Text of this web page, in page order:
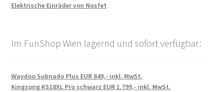
Elektrische Einräder von Nosfet
Im FunShop Wien lagernd und sofort verfügbar:
Waydoo Subnado Plus EUR 849,- inkl. MwSt.
Kingsong KS18XL Pro schwarz EUR 1.799,- inkl. MwSt.